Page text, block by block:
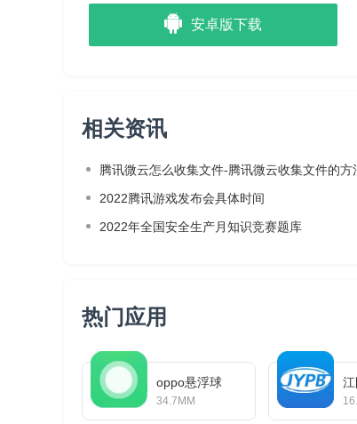
安卓版下载
相关资讯
腾讯微云怎么收集文件-腾讯微云收集文件的方
2022腾讯游戏发布会具体时间
2022年全国安全生产月知识竞赛题库
热门应用
oppo悬浮球
34.7MM